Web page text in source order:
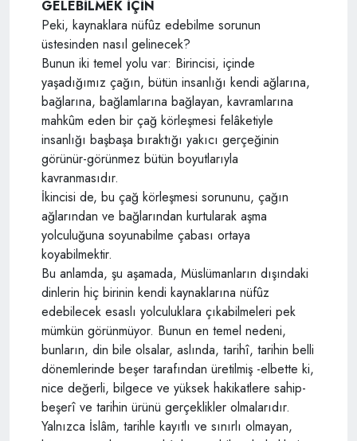
GELEBİLMEK İÇİN
Peki, kaynaklara nüfûz edebilme sorunun
üstesinden nasıl gelinecek?
Bunun iki temel yolu var: Birincisi, içinde
yaşadığımız çağın, bütün insanlığı kendi ağlarına,
bağlarına, bağlamlarına bağlayan, kavramlarına
mahkûm eden bir çağ körleşmesi felâketiyle
insanlığı başbaşa bıraktığı yakıcı gerçeğinin
görünür-görünmez bütün boyutlarıyla
kavranmasıdır.
İkincisi de, bu çağ körleşmesi sorununu, çağın
ağlarından ve bağlarından kurtularak aşma
yolculuğuna soyunabilme çabası ortaya
koyabilmektir.
Bu anlamda, şu aşamada, Müslümanların dışındaki
dinlerin hiç birinin kendi kaynaklarına nüfûz
edebilecek esaslı yolculuklara çıkabilmeleri pek
mümkün görünmüyor. Bunun en temel nedeni,
bunların, din bile olsalar, aslında, tarihî, tarihin belli
dönemlerinde beşer tarafından üretilmiş -elbette ki,
nice değerli, bilgece ve yüksek hakikatlere sahip-
beşerî ve tarihin ürünü gerçeklikler olmalarıdır.
Yalnızca İslâm, tarihle kayıtlı ve sınırlı olmayan,